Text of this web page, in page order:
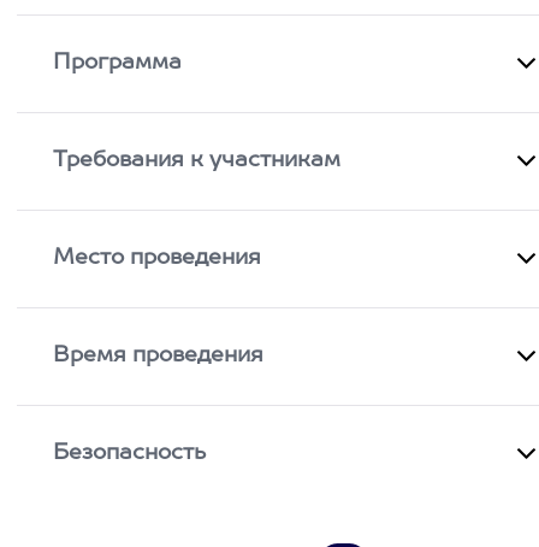
Программа
Требования к участникам
Место проведения
Время проведения
Безопасность